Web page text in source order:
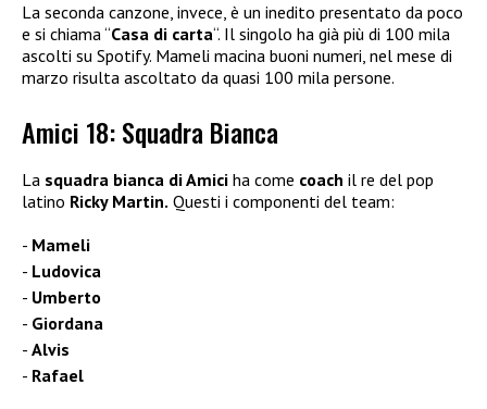
La seconda canzone, invece, è un inedito presentato da poco
e si chiama “Casa di carta“. Il singolo ha già più di 100 mila
ascolti su Spotify. Mameli macina buoni numeri, nel mese di
marzo risulta ascoltato da quasi 100 mila persone.
Amici 18: Squadra Bianca
La squadra bianca di Amici ha come coach il re del pop
latino Ricky Martin. Questi i componenti del team:
Mameli
Ludovica
Umberto
Giordana
Alvis
Rafael